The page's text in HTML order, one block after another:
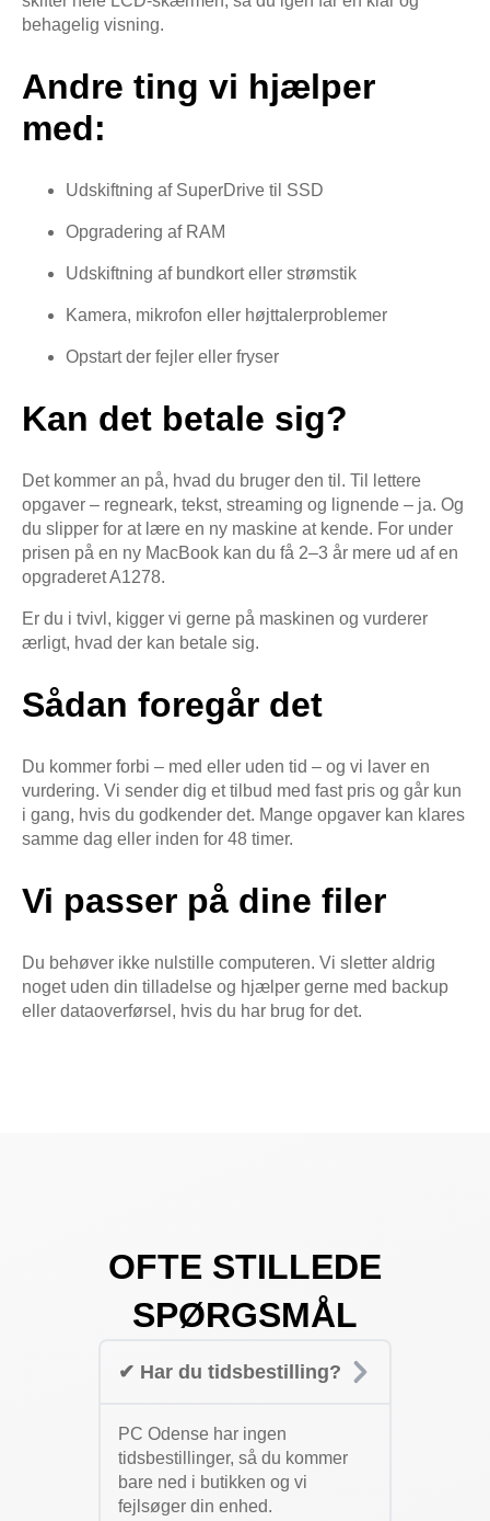
behagelig visning.
Andre ting vi hjælper
med:
Udskiftning af SuperDrive til SSD
Opgradering af RAM
Udskiftning af bundkort eller strømstik
Kamera, mikrofon eller højttalerproblemer
Opstart der fejler eller fryser
Kan det betale sig?
Det kommer an på, hvad du bruger den til. Til lettere
opgaver – regneark, tekst, streaming og lignende – ja. Og
du slipper for at lære en ny maskine at kende. For under
prisen på en ny MacBook kan du få 2–3 år mere ud af en
opgraderet A1278.
Er du i tvivl, kigger vi gerne på maskinen og vurderer
ærligt, hvad der kan betale sig.
Sådan foregår det
Du kommer forbi – med eller uden tid – og vi laver en
vurdering. Vi sender dig et tilbud med fast pris og går kun
i gang, hvis du godkender det. Mange opgaver kan klares
samme dag eller inden for 48 timer.
Vi passer på dine filer
Du behøver ikke nulstille computeren. Vi sletter aldrig
noget uden din tilladelse og hjælper gerne med backup
eller dataoverførsel, hvis du har brug for det.
OFTE STILLEDE
SPØRGSMÅL
✔ Har du tidsbestilling?
PC Odense har ingen
tidsbestillinger, så du kommer
bare ned i butikken og vi
fejlsøger din enhed.